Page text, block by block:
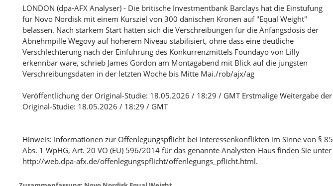
LONDON (dpa-AFX Analyser) - Die britische Investmentbank Barclays hat die Einstufung
für Novo Nordisk mit einem Kursziel von 300 dänischen Kronen auf "Equal Weight"
belassen. Nach starkem Start hätten sich die Verschreibungen für die Anfangsdosis der
Abnehmpille Wegovy auf höherem Niveau stabilisiert, ohne dass eine deutliche
Verschlechterung nach der Einführung des Konkurrenzmittels Foundayo von Lilly
erkennbar wäre, schrieb James Gordon am Montagabend mit Blick auf die jüngsten
Verschreibungsdaten in der letzten Woche bis Mitte Mai./rob/ajx/ag
Veröffentlichung der Original-Studie: 18.05.2026 / 18:29 / GMT Erstmalige Weitergabe der
Original-Studie: 18.05.2026 / 18:29 / GMT
Hinweis: Informationen zur Offenlegungspflicht bei Interessenkonflikten im Sinne von § 85
Abs. 1 WpHG, Art. 20 VO (EU) 596/2014 für das genannte Analysten-Haus finden Sie unter
http://web.dpa-afx.de/offenlegungspflicht/offenlegungs_pflicht.html.